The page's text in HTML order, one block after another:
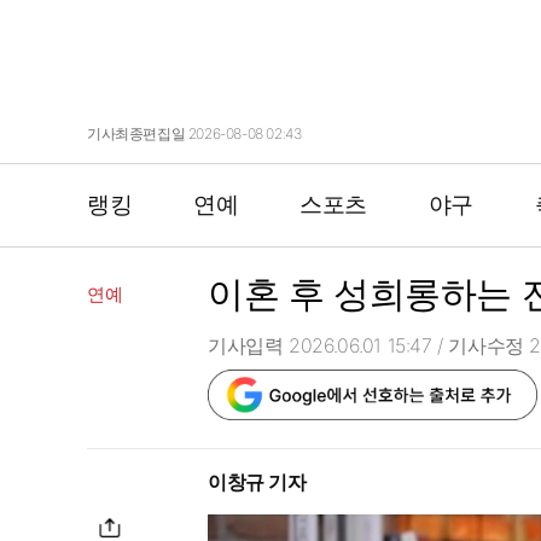
기사최종편집일 2026-08-08 02:43
랭킹 연예 스포츠 야구
연예 이혼 후 성희롱하는
기사입력 2026.06.01 15:47 / 기사수정
이창규 기자